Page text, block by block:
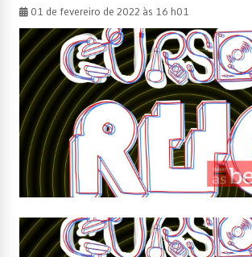
01 de fevereiro de 2022 às 16 h01